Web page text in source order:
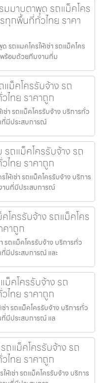
มมาบตาพุด รถแม็คโคร
ทุกพื้นที่ทั่วไทย ราคา
รถแมคโครให้เช่า รถแม็คโคร
พร้อมด้วยทีมงานที่ม
ม็คโครรับจ้าง รถ
ไทย ราคาถูก
ช่า รถแม็คโครรับจ้าง บริการทั่ว
ที่มีประสบการณ์
ถแม็คโครรับจ้าง รถ
ไทย ราคาถูก
ห้เช่า รถแม็คโครรับจ้าง บริการ
านที่มีประสบการณ์
โครรับจ้าง รถแม็คโคร
คาถูก
รถแม็คโครรับจ้าง บริการทั่ว
มีประสบการณ์ และ
ม็คโครรับจ้าง รถ
ไทย ราคาถูก
ช่า รถแม็คโครรับจ้าง บริการทั่ว
ที่มีประสบการณ์ แล
ถแม็คโครรับจ้าง รถ
ไทย ราคาถูก
เช่า รถแม็คโครรับจ้าง บริการ